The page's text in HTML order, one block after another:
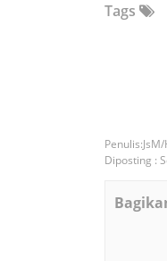
Tags
Diposting :